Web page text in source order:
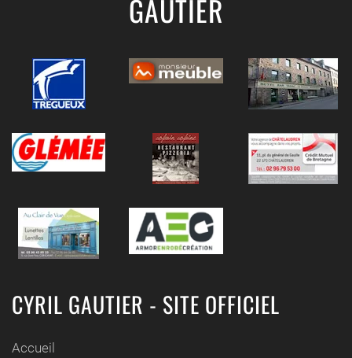
GAUTIER
CYRIL GAUTIER - SITE OFFICIEL
Accueil